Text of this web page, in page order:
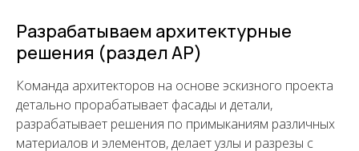
Разрабатываем архитектурные
решения (раздел АР)
Команда архитекторов на основе эскизного проекта
детально прорабатывает фасады и детали,
разрабатывает решения по примыканиям различных
материалов и элементов, делает узлы и разрезы с